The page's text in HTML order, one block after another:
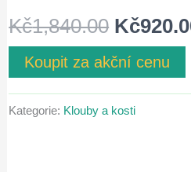
4.75z 5 na
základě
hodnocení
zákazníků
Kč1,840.00
cena
byla:
Kč
Koupit za akční cenu
Kategorie: Klouby a kosti